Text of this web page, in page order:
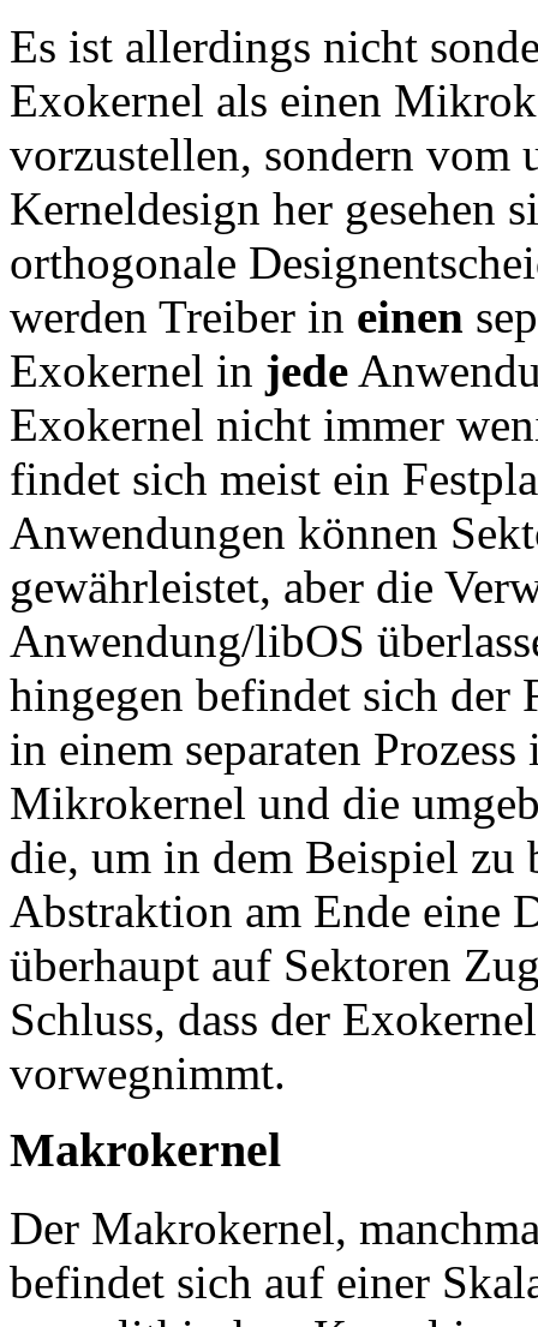
Es ist allerdings nicht
Exokernel als einen
vorzustellen, sondern
Kerneldesign her gesehen
orthogonale
werden Treiber in einen
Exokernel in jede
Exokernel nicht immer
findet sich meist ein
Anwendungen können
gewährleistet, aber die
Anwendung/libOS
hingegen befindet sich der
in einem separaten
Mikrokernel und die
die, um in dem Beispiel zu
Abstraktion am Ende eine
überhaupt auf Sektoren
Schluss, dass der
vorwegnimmt.
Makrokernel
Der Makrokernel,
befindet sich auf einer